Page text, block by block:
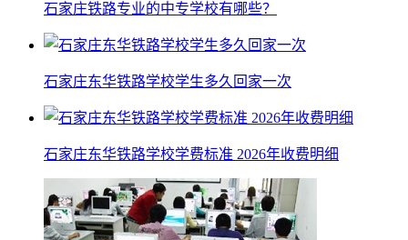
石家庄铁路专业的中专学校有哪些？
石家庄东华铁路学校学生多久回家一次
石家庄东华铁路学校学费标准 2026年收费明细